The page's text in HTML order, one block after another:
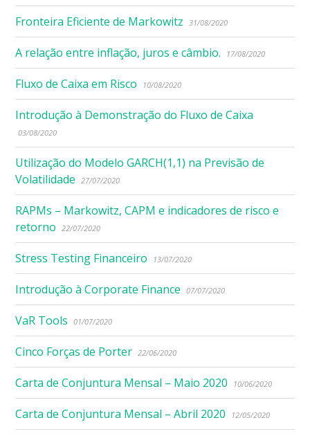
Fronteira Eficiente de Markowitz 31/08/2020
A relação entre inflação, juros e câmbio. 17/08/2020
Fluxo de Caixa em Risco 10/08/2020
Introdução à Demonstração do Fluxo de Caixa
03/08/2020
Utilização do Modelo GARCH(1,1) na Previsão de
Volatilidade
27/07/2020
RAPMs – Markowitz, CAPM e indicadores de risco e
retorno
22/07/2020
Stress Testing Financeiro 13/07/2020
Introdução à Corporate Finance 07/07/2020
VaR Tools 01/07/2020
Cinco Forças de Porter 22/06/2020
Carta de Conjuntura Mensal – Maio 2020 10/06/2020
Carta de Conjuntura Mensal – Abril 2020 12/05/2020